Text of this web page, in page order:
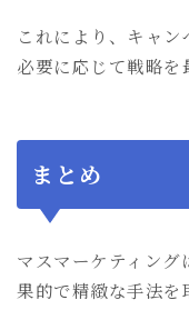
これにより、キャン
必要に応じて戦略を
まとめ
マスマーケティン
果的で精緻な手法を